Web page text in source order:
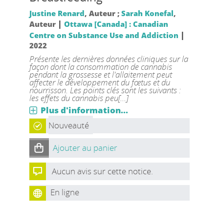
Justine Renard, Auteur ; Sarah Konefal,
Auteur | Ottawa [Canada] : Canadian
Centre on Substance Use and Addiction |
2022
Présente les dernières données cliniques sur la
façon dont la consommation de cannabis
pendant la grossesse et l'allaitement peut
affecter le développement du fœtus et du
nourrisson. Les points clés sont les suivants :
les effets du cannabis peu[...]
Plus d'information...
Nouveauté
Ajouter au panier
Aucun avis sur cette notice.
En ligne